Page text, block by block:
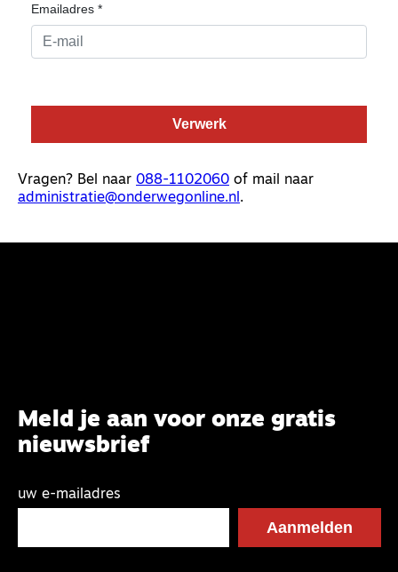
Vragen? Bel naar 088-1102060 of mail naar
administratie@onderwegonline.nl .
Meld je aan voor onze gratis
nieuwsbrief
uw e-mailadres